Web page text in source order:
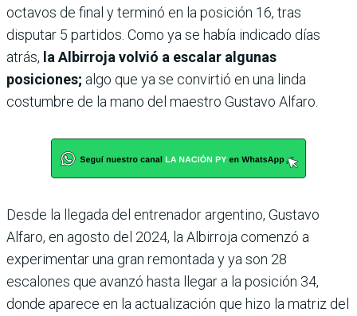
octavos de final y terminó en la posición 16, tras
disputar 5 partidos. Como ya se había indicado días
atrás, la Albirroja volvió a escalar algunas
posiciones; algo que ya se convirtió en una linda
costumbre de la mano del maestro Gustavo Alfaro.
Desde la llegada del entrenador argentino, Gustavo
Alfaro, en agosto del 2024, la Albirroja comenzó a
experimentar una gran remontada y ya son 28
escalones que avanzó hasta llegar a la posición 34,
donde aparece en la actualización que hizo la matriz del